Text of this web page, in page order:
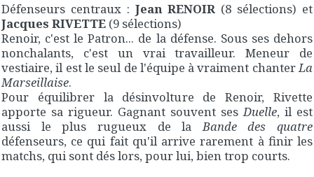
Défenseurs centraux : Jean RENOIR (8 sélections) et
Jacques RIVETTE (9 sélections)
Renoir, c'est le Patron... de la défense. Sous ses dehors
nonchalants, c'est un vrai travailleur. Meneur de
vestiaire, il est le seul de l'équipe à vraiment chanterLa
Marseillaise.
Pour équilibrer la désinvolture de Renoir, Rivette
apporte sa rigueur. Gagnant souvent sesDuelle, il est
aussi le plus rugueux de laBande des quatre
défenseurs, ce qui fait qu'il arrive rarement à finir les
matchs, qui sont dés lors, pour lui, bien trop courts.